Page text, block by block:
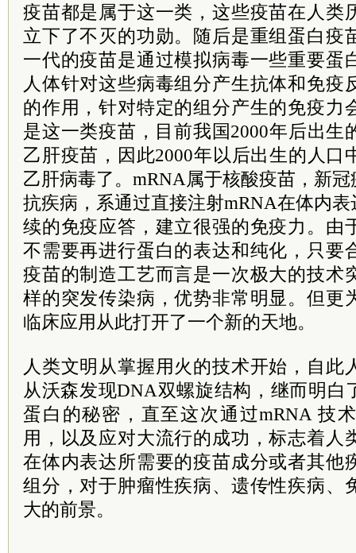
疫苗都是属于这一类，这些疫苗在人类
立下了不灭的功勋。随后是重组蛋白疫
一代的疫苗是通过模拟病毒一些重要蛋
人体针对这些病毒组分产生抗体和免疫
的作用，针对特定的组分产生的免疫力
是这一类疫苗，目前我国2000年后出生
乙肝疫苗，因此2000年以后出生的人口
乙肝病毒了。mRNA属于核酸疫苗，新
抗疾病，系通过直接注射mRNA在体内
续的免疫应答，建立很强的免疫力。由
不需要再进行蛋白的表达和纯化，只要
疫苗的制造工艺而言是一次极大的技术
样的突发传染病，优势非常明显。但更
临床应用从此打开了一个新的天地。
人类文明从掌握用火的技术开始，自此
从沃森发现DNA双螺旋结构，继而明白
蛋白的秘密，直至这次通过mRNA 技
用，以及应对大流行的成功，标志着人
在体内表达所需要的疫苗成分或者其他
组分，对于肿瘤性疾病、遗传性疾病、
大的前景。